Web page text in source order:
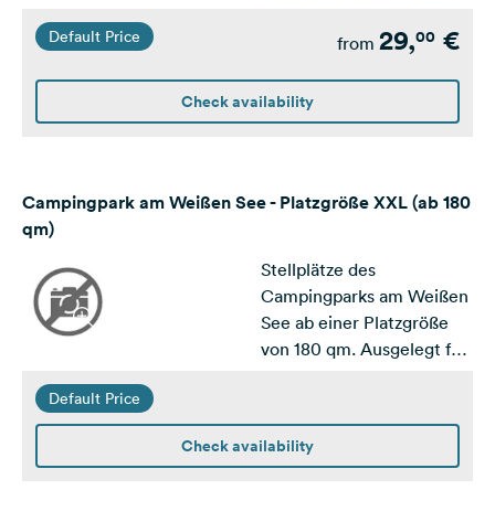
große Wohnwagen /
Default Price from 29,00 €
Check availability
Campingpark am Weißen See - Platzgröße XXL (ab 180
qm)
Stellplätze des
Campingparks am Weißen
See ab einer Platzgröße
von 180 qm. Ausgelegt für
Default Price
Check availability